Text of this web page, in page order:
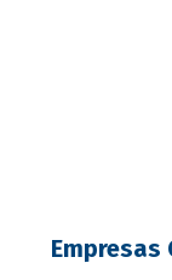
Empresas